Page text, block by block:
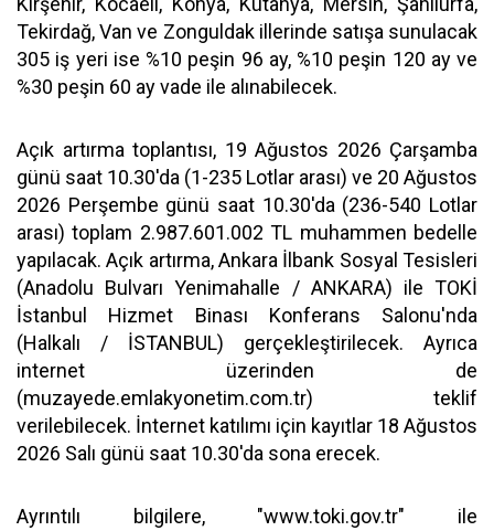
Tekirdağ, Van ve Zonguldak illerinde satışa sunulacak
305 iş yeri ise %10 peşin 96 ay, %10 peşin 120 ay ve
%30 peşin 60 ay vade ile alınabilecek.
Açık artırma toplantısı, 19 Ağustos 2026 Çarşamba
günü saat 10.30'da (1-235 Lotlar arası) ve 20 Ağustos
2026 Perşembe günü saat 10.30'da (236-540 Lotlar
arası) toplam 2.987.601.002 TL muhammen bedelle
yapılacak. Açık artırma, Ankara İlbank Sosyal Tesisleri
(Anadolu Bulvarı Yenimahalle / ANKARA) ile TOKİ
İstanbul Hizmet Binası Konferans Salonu'nda
(Halkalı / İSTANBUL) gerçekleştirilecek. Ayrıca
internet üzerinden de
(muzayede.emlakyonetim.com.tr) teklif
verilebilecek. İnternet katılımı için kayıtlar 18 Ağustos
2026 Salı günü saat 10.30'da sona erecek.
Ayrıntılı bilgilere, "www.toki.gov.tr" ile